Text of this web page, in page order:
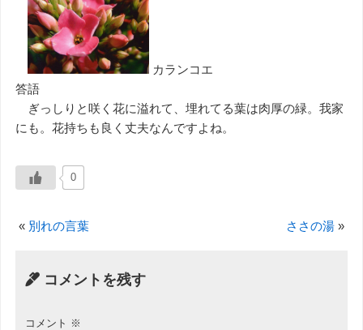
カランコエ
答語
ぎっしりと咲く花に溢れて、埋れてる葉は肉厚の緑。我家
にも。花持ちも良く丈夫なんですよね。
0
« 別れの言葉 ささの湯 »
コメントを残す
コメント ※